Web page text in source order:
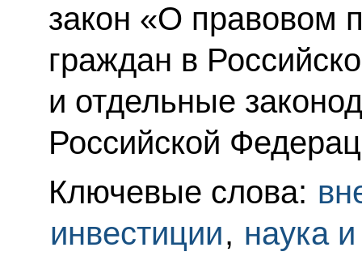
закон «О правовом
граждан в
и отдельные
Российской
Ключевые слова:
инвестиции, наука